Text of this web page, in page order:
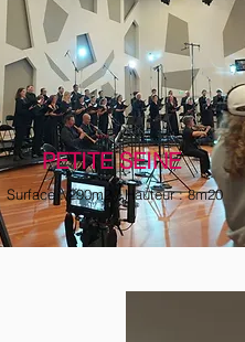
PETITE SEINE
Surface : 290m2 / Hauteur : 8m20